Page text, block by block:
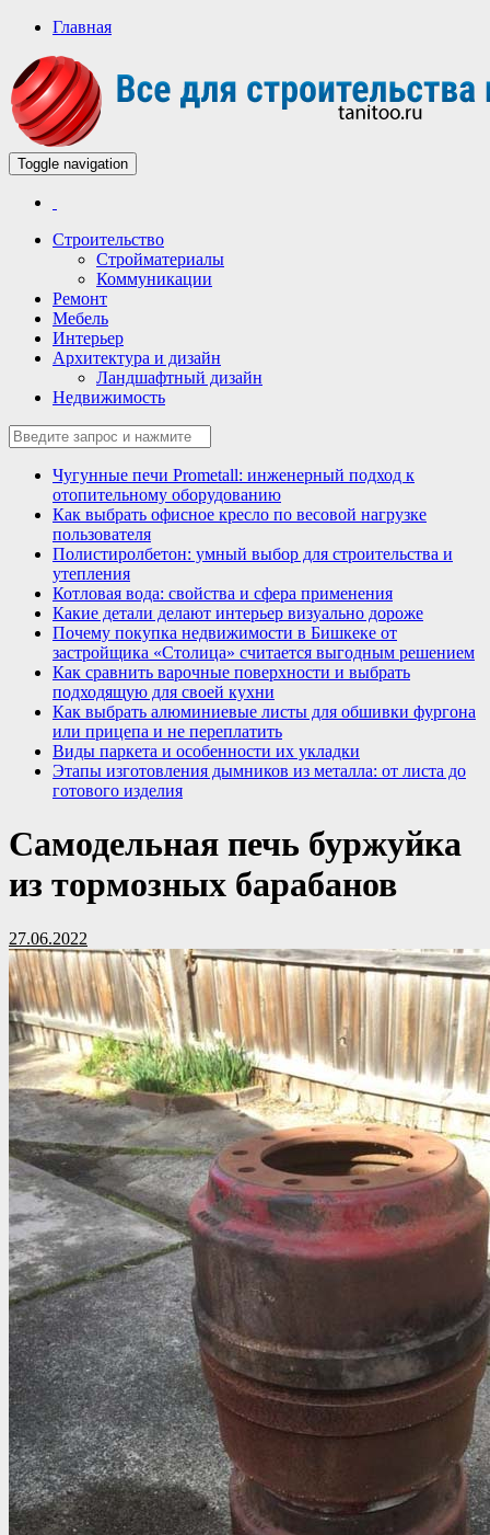
Главная
Строительный портал
Всё для строительства и ремонта
Toggle navigation
Строительство
Стройматериалы
Коммуникации
Ремонт
Мебель
Интерьер
Архитектура и дизайн
Ландшафтный дизайн
Недвижимость
Чугунные печи Prometall: инженерный подход к
отопительному оборудованию
Как выбрать офисное кресло по весовой нагрузке
пользователя
Полистиролбетон: умный выбор для строительства и
утепления
Котловая вода: свойства и сфера применения
Какие детали делают интерьер визуально дороже
Почему покупка недвижимости в Бишкеке от
застройщика «Столица» считается выгодным решением
Как сравнить варочные поверхности и выбрать
подходящую для своей кухни
Как выбрать алюминиевые листы для обшивки фургона
или прицепа и не переплатить
Виды паркета и особенности их укладки
Этапы изготовления дымников из металла: от листа до
готового изделия
Самодельная печь буржуйка
из тормозных барабанов
27.06.2022